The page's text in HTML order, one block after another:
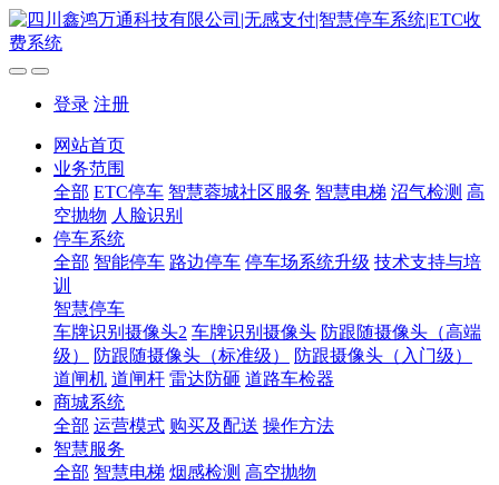
登录 注册
网站首页
业务范围
全部 ETC停车 智慧蓉城社区服务 智慧电梯 沼气检测 高
空抛物 人脸识别
停车系统
全部 智能停车 路边停车 停车场系统升级 技术支持与培
训
智慧停车
车牌识别摄像头2 车牌识别摄像头 防跟随摄像头（高端
级）
防跟随摄像头（标准级）
防跟摄像头（入门级）
道闸机 道闸杆 雷达防砸 道路车检器
商城系统
全部 运营模式 购买及配送 操作方法
智慧服务
全部 智慧电梯 烟感检测 高空抛物